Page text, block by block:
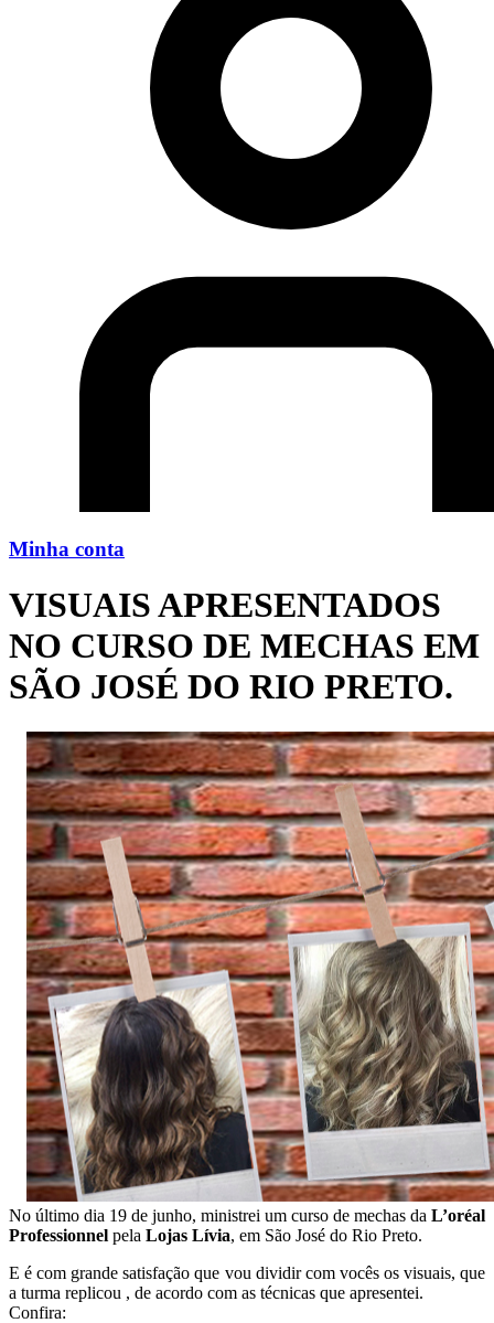
Minha conta
VISUAIS APRESENTADOS
NO CURSO DE MECHAS EM
SÃO JOSÉ DO RIO PRETO.
No último dia 19 de junho, ministrei um curso de mechas da L’oréal
Professionnel pela Lojas Lívia, em São José do Rio Preto.
E é com grande satisfação que vou dividir com vocês os visuais, que
a turma replicou , de acordo com as técnicas que apresentei.
Confira: